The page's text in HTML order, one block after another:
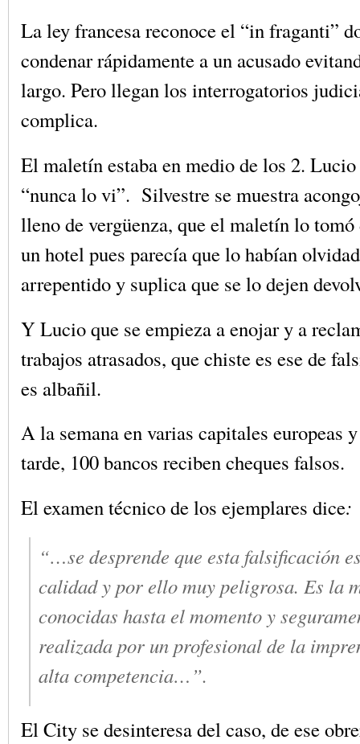
La ley francesa reconoce el “in fraganti”
condenar rápidamente a un acusado
largo. Pero llegan los interrogatorios
complica.
El maletín estaba en medio de los 2.
“nunca lo vi”. Silvestre se muestra
lleno de vergüenza, que el maletín lo tomó
un hotel pues parecía que lo habían
arrepentido y suplica que se lo dejen
Y Lucio que se empieza a enojar y a
trabajos atrasados, que chiste es ese de
es albañil.
A la semana en varias capitales europeas
tarde, 100 bancos reciben cheques falsos.
El examen técnico de los ejemplares dice:
“…se desprende que esta falsificación
calidad y por ello muy peligrosa. Es la
conocidas hasta el momento y
realizada por un profesional de la
alta competencia…”.
El City se desinteresa del caso, de ese